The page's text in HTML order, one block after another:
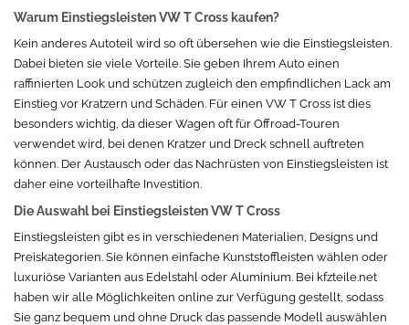
Warum Einstiegsleisten VW T Cross kaufen?
Kein anderes Autoteil wird so oft übersehen wie die Einstiegsleisten.
Dabei bieten sie viele Vorteile. Sie geben Ihrem Auto einen
raffinierten Look und schützen zugleich den empfindlichen Lack am
Einstieg vor Kratzern und Schäden. Für einen VW T Cross ist dies
besonders wichtig, da dieser Wagen oft für Offroad-Touren
verwendet wird, bei denen Kratzer und Dreck schnell auftreten
können. Der Austausch oder das Nachrüsten von Einstiegsleisten ist
daher eine vorteilhafte Investition.
Die Auswahl bei Einstiegsleisten VW T Cross
Einstiegsleisten gibt es in verschiedenen Materialien, Designs und
Preiskategorien. Sie können einfache Kunststoffleisten wählen oder
luxuriöse Varianten aus Edelstahl oder Aluminium. Bei kfzteile.net
haben wir alle Möglichkeiten online zur Verfügung gestellt, sodass
Sie ganz bequem und ohne Druck das passende Modell auswählen